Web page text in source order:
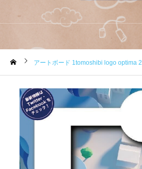
お知らせ
アートボード 1tomoshibi logo optima 2